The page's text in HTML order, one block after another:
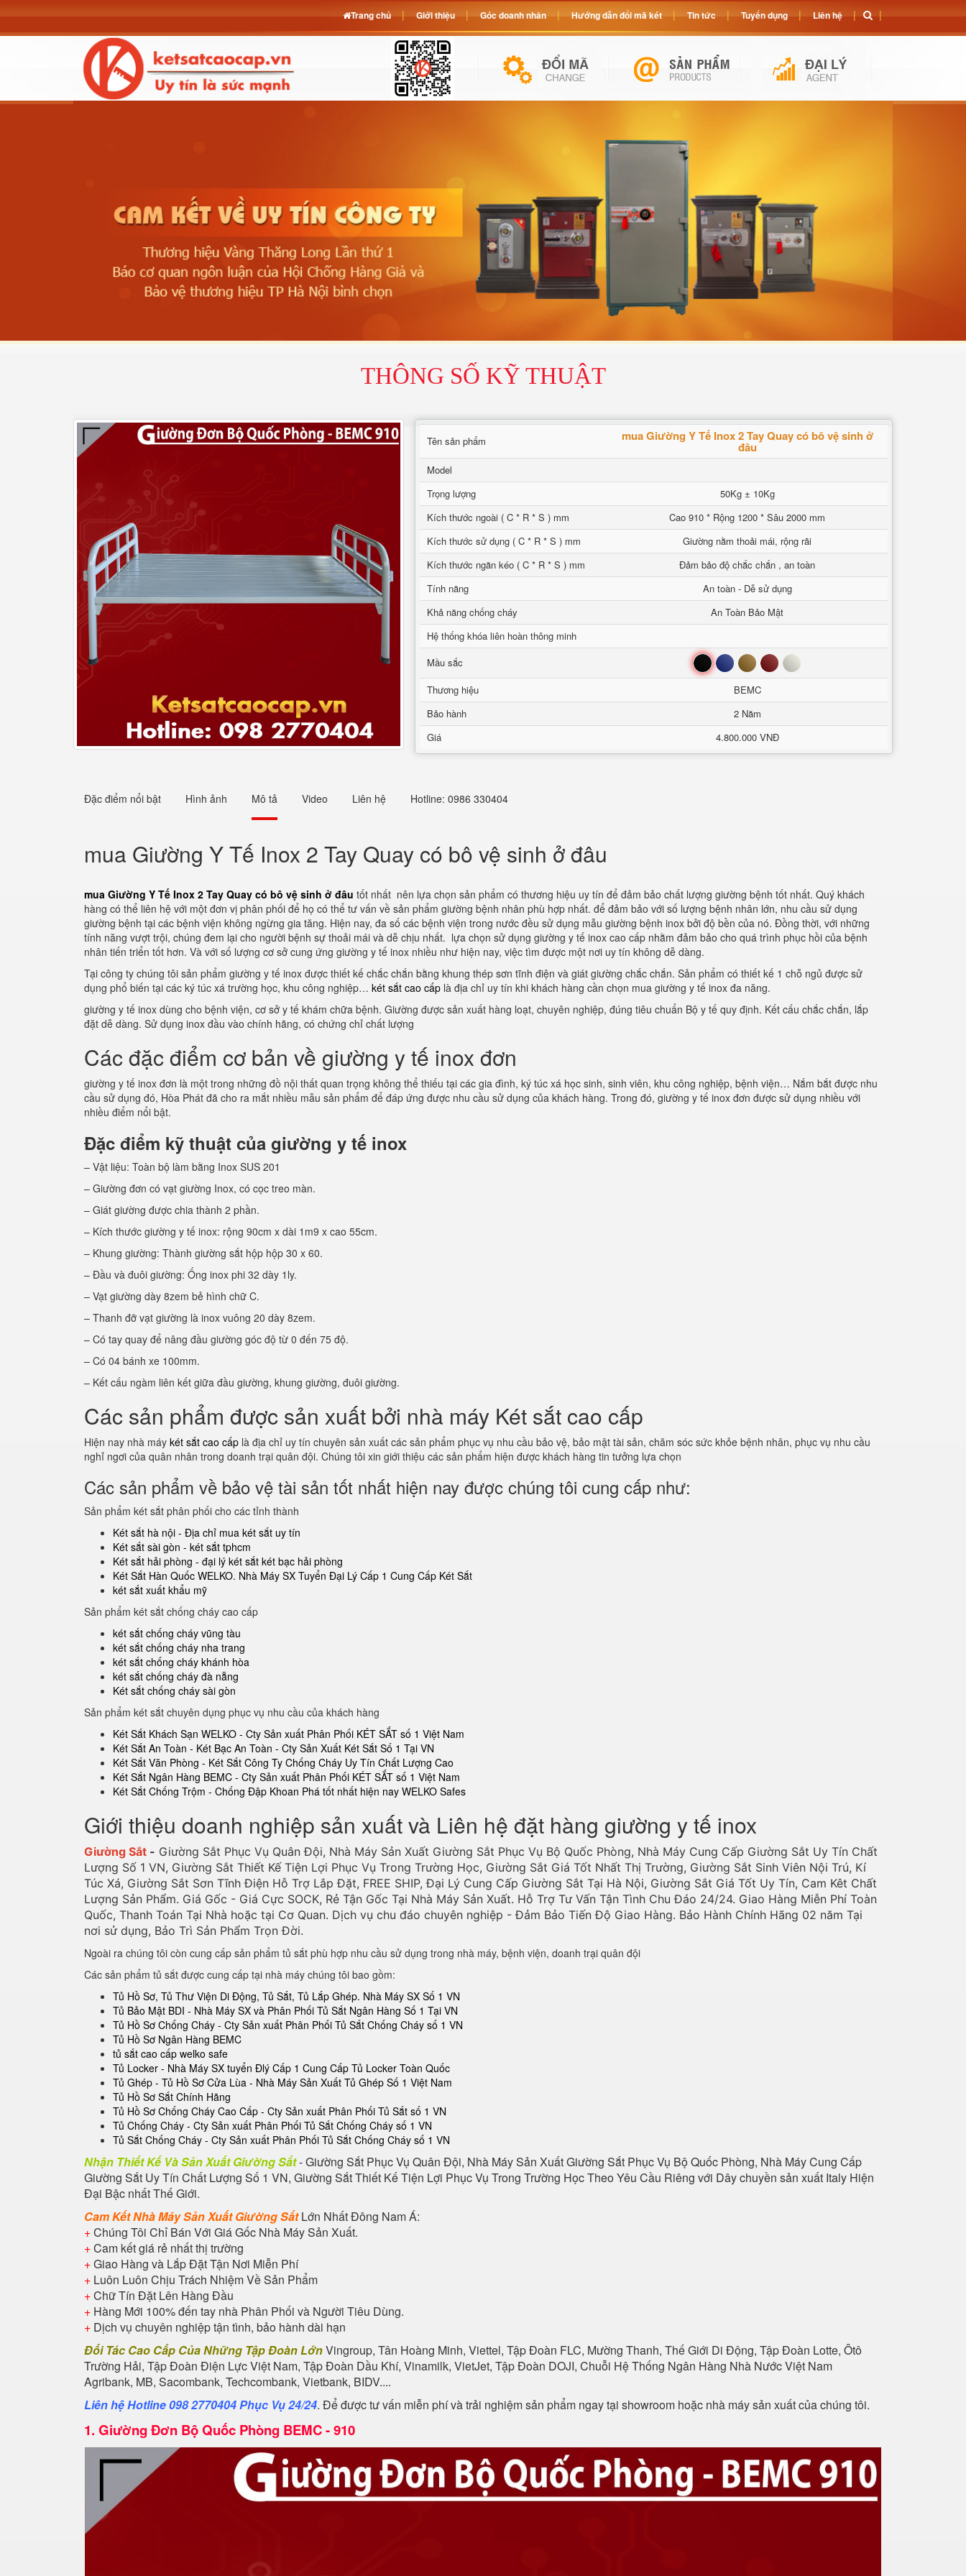
THÔNG SỐ KỸ THUẬT
Tên sản phẩm mua Giường Y Tế Inox 2 Tay Quay có bô vệ sinh ở
đâu
Model
Trọng lượng
50Kg ± 10Kg
Kích thước ngoài ( C * R * S ) mm
Cao 910 * Rộng 1200 * Sâu 2000 mm
Kích thước sử dụng ( C * R * S ) mm
Giường nằm thoải mái, rộng rãi
Kích thước ngăn kéo ( C * R * S ) mm
Đảm bảo độ chắc chắn , an toàn
Tính năng
An toàn - Dễ sử dụng
Khả năng chống cháy
An Toàn Bảo Mật
Hệ thống khóa liên hoàn thông minh
Mầu sắc
Đen Xanh Nâu Đỏ Trắng
Thương hiệu
BEMC
Bảo hành
2 Năm
Giá
4.800.000 VNĐ
Đặc điểm nổi bật Hình ảnh Mô tả Video Liên hệ Hotline: 0986 330404
mua Giường Y Tế Inox 2 Tay Quay có bô vệ sinh ở đâu
mua Giường Y Tế Inox 2 Tay Quay có bô vệ sinh ở đâu tốt nhất nên lựa chọn sản phẩm có thương hiệu uy tín để đảm bảo chất lượng giường bệnh tốt nhất. Quý khách
hàng có thể liên hệ với một đơn vị phân phối để họ có thể tư vấn về sản phẩm giường bệnh nhân phù hợp nhất. để đảm bảo với số lượng bệnh nhân lớn, nhu cầu sử dụng
giường bệnh tại các bệnh viện không ngừng gia tăng. Hiện nay, đa số các bệnh viện trong nước đều sử dụng mẫu giường bệnh inox bởi độ bền của nó. Đồng thời, với những
tính năng vượt trội, chúng đem lại cho người bệnh sự thoải mái và dễ chịu nhất. lựa chọn sử dụng giường y tế inox cao cấp nhằm đảm bảo cho quá trình phục hồi của bệnh
nhân tiến triển tốt hơn. Và với số lượng cơ sở cung ứng giường y tế inox nhiều như hiện nay, việc tìm được một nơi uy tín không dễ dàng.
Tại công ty chúng tôi sản phẩm giường y tế inox được thiết kế chắc chắn bằng khung thép sơn tĩnh điện và giát giường chắc chắn. Sản phẩm có thiết kế 1 chỗ ngủ được sử
dụng phổ biến tại các ký túc xá trường học, khu công nghiệp… két sắt cao cấp là địa chỉ uy tín khi khách hàng cần chọn mua giường y tế inox đa năng.
giường y tế inox dùng cho bệnh viện, cơ sở y tế khám chữa bệnh. Giường được sản xuất hàng loạt, chuyên nghiệp, đúng tiêu chuẩn Bộ y tế quy định. Kết cấu chắc chắn, lắp
đặt dễ dàng. Sử dụng inox đầu vào chính hãng, có chứng chỉ chất lượng
Các đặc điểm cơ bản về giường y tế inox đơn
giường y tế inox đơn là một trong những đồ nội thất quan trọng không thể thiếu tại các gia đình, ký túc xá học sinh, sinh viên, khu công nghiệp, bệnh viện… Nắm bắt được nhu
cầu sử dụng đó, Hòa Phát đã cho ra mắt nhiều mẫu sản phẩm để đáp ứng được nhu cầu sử dụng của khách hàng. Trong đó, giường y tế inox đơn được sử dụng nhiều với
nhiều điểm nổi bật.
Đặc điểm kỹ thuật của giường y tế inox
– Vật liệu: Toàn bộ làm bằng Inox SUS 201
– Giường đơn có vạt giường Inox, có cọc treo màn.
– Giát giường được chia thành 2 phần.
– Kích thước giường y tế inox: rộng 90cm x dài 1m9 x cao 55cm.
– Khung giường: Thành giường sắt hộp hộp 30 x 60.
– Đầu và đuôi giường: Ống inox phi 32 dày 1ly.
– Vạt giường dày 8zem bẻ hình chữ C.
– Thanh đỡ vạt giường là inox vuông 20 dày 8zem.
– Có tay quay để nâng đầu giường góc độ từ 0 đến 75 độ.
– Có 04 bánh xe 100mm.
– Kết cấu ngàm liên kết giữa đầu giường, khung giường, đuôi giường.
Các sản phẩm được sản xuất bởi nhà máy Két sắt cao cấp
Hiện nay nhà máy két sắt cao cấp là địa chỉ uy tín chuyên sản xuất các sản phẩm phục vụ nhu cầu bảo vệ, bảo mật tài sản, chăm sóc sức khỏe bệnh nhân, phục vụ nhu cầu
nghỉ ngơi của quân nhân trong doanh trại quân đội. Chúng tôi xin giới thiệu các sản phẩm hiện được khách hàng tin tưởng lựa chọn
Các sản phẩm về bảo vệ tài sản tốt nhất hiện nay được chúng tôi cung cấp như:
Sản phẩm két sắt phân phối cho các tỉnh thành
Két sắt hà nội - Địa chỉ mua két sắt uy tín
Két sắt sài gòn - két sắt tphcm
Két sắt hải phòng - đại lý két sắt két bạc hải phòng
Két Sắt Hàn Quốc WELKO. Nhà Máy SX Tuyển Đại Lý Cấp 1 Cung Cấp Két Sắt
két sắt xuất khẩu mỹ
Sản phẩm két sắt chống cháy cao cấp
két sắt chống cháy vũng tàu
két sắt chống cháy nha trang
két sắt chống cháy khánh hòa
két sắt chống cháy đà nẵng
Két sắt chống cháy sài gòn
Sản phẩm két sắt chuyên dụng phục vụ nhu cầu của khách hàng
Két Sắt Khách Sạn WELKO - Cty Sản xuất Phân Phối KÉT SẮT số 1 Việt Nam
Két Sắt An Toàn - Két Bạc An Toàn - Cty Sản Xuất Két Sắt Số 1 Tại VN
Két Sắt Văn Phòng - Két Sắt Công Ty Chống Cháy Uy Tín Chất Lượng Cao
Két Sắt Ngân Hàng BEMC - Cty Sản xuất Phân Phối KÉT SẮT số 1 Việt Nam
Két Sắt Chống Trộm - Chống Đập Khoan Phá tốt nhất hiện nay WELKO Safes
Giới thiệu doanh nghiệp sản xuất và Liên hệ đặt hàng giường y tế inox
Giường Sắt - Giường Sắt Phục Vụ Quân Đội, Nhà Máy Sản Xuất Giường Sắt Phục Vụ Bộ Quốc Phòng, Nhà Máy Cung Cấp Giường Sắt Uy Tín Chất
Lượng Số 1 VN, Giường Sắt Thiết Kế Tiện Lợi Phục Vụ Trong Trường Học, Giường Sắt Giá Tốt Nhất Thị Trường, Giường Sắt Sinh Viên Nội Trú, Kí
Túc Xá, Giường Sắt Sơn Tĩnh Điện Hỗ Trợ Lắp Đặt, FREE SHIP, Đại Lý Cung Cấp Giường Sắt Tại Hà Nội, Giường Sắt Giá Tốt Uy Tín, Cam Kêt Chất
Lượng Sản Phẩm. Giá Gốc - Giá Cực SOCK, Rẻ Tận Gốc Tại Nhà Máy Sản Xuất. Hỗ Trợ Tư Vấn Tận Tình Chu Đáo 24/24. Giao Hàng Miễn Phí Toàn
Quốc, Thanh Toán Tại Nhà hoặc tại Cơ Quan. Dịch vụ chu đáo chuyên nghiệp - Đảm Bảo Tiến Độ Giao Hàng. Bảo Hành Chính Hãng 02 năm Tại
nơi sử dụng, Bảo Trì Sản Phẩm Trọn Đời.
Ngoài ra chúng tôi còn cung cấp sản phẩm tủ sắt phù hợp nhu cầu sử dụng trong nhà máy, bệnh viện, doanh trại quân đội
Các sản phẩm tủ sắt được cung cấp tại nhà máy chúng tôi bao gồm:
Tủ Hồ Sơ, Tủ Thư Viện Di Động, Tủ Sắt, Tủ Lắp Ghép. Nhà Máy SX Số 1 VN
Tủ Bảo Mật BDI - Nhà Máy SX và Phân Phối Tủ Sắt Ngân Hàng Số 1 Tại VN
Tủ Hồ Sơ Chống Cháy - Cty Sản xuất Phân Phối Tủ Sắt Chống Cháy số 1 VN
Tủ Hồ Sơ Ngân Hàng BEMC
tủ sắt cao cấp welko safe
Tủ Locker - Nhà Máy SX tuyển Đlý Cấp 1 Cung Cấp Tủ Locker Toàn Quốc
Tủ Ghép - Tủ Hồ Sơ Cửa Lùa - Nhà Máy Sản Xuất Tủ Ghép Số 1 Việt Nam
Tủ Hồ Sơ Sắt Chính Hãng
Tủ Hồ Sơ Chống Cháy Cao Cấp - Cty Sản xuất Phân Phối Tủ Sắt số 1 VN
Tủ Chống Cháy - Cty Sản xuất Phân Phối Tủ Sắt Chống Cháy số 1 VN
Tủ Sắt Chống Cháy - Cty Sản xuất Phân Phối Tủ Sắt Chống Cháy số 1 VN
Nhận Thiết Kế Và Sản Xuất Giường Sắt- Giường Sắt Phục Vụ Quân Đội, Nhà Máy Sản Xuất Giường Sắt Phục Vụ Bộ Quốc Phòng, Nhà Máy Cung Cấp
Giường Sắt Uy Tín Chất Lượng Số 1 VN, Giường Sắt Thiết Kế Tiện Lợi Phục Vụ Trong Trường Học Theo Yêu Cầu Riêng với Dây chuyền sản xuất Italy Hiện
Đại Bậc nhất Thế Giới.
Cam Kết Nhà Máy Sản Xuất Giường SắtLớn Nhất Đông Nam Á:
+Chúng Tôi Chỉ Bán Với Giá Gốc Nhà Máy Sản Xuất.
+Cam kết giá rẻ nhất thị trường
+Giao Hàng và Lắp Đặt Tận Nơi Miễn Phí
+ Luôn Luôn Chịu Trách Nhiệm Về Sản Phẩm
+Chữ Tín Đặt Lên Hàng Đầu
+ Hàng Mới 100% đến tay nhà Phân Phối và Người Tiêu Dùng.
+ Dịch vụ chuyên nghiệp tận tình, bảo hành dài hạn
Đối Tác Cao Cấp Của Những Tập Đoàn LớnVingroup, Tân Hoàng Minh, Viettel, Tập Đoàn FLC, Mường Thanh, Thế Giới Di Động, Tập Đoàn Lotte, Ôtô
Trường Hải, Tập Đoàn Điện Lực Việt Nam, Tập Đoàn Dầu Khí, Vinamilk, VietJet, Tập Đoàn DOJI, Chuỗi Hệ Thống Ngân Hàng Nhà Nước Việt Nam
Agribank, MB, Sacombank, Techcombank, Vietbank, BIDV....
Liên hệ Hotline 098 2770404 Phục Vụ 24/24. Để được tư vấn miễn phí và trải nghiệm sản phẩm ngay tại showroom hoặc nhà máy sản xuất của chúng tôi.
1. Giường Đơn Bộ Quốc Phòng BEMC - 910
Trang chủ Giới thiệu Góc doanh nhân Hướng dẫn đổi mã két Tin tức Tuyển dụng Liên hệ